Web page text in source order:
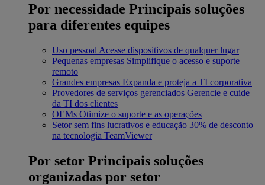
Por necessidade Principais soluções
para diferentes equipes
Uso pessoal Acesse dispositivos de qualquer lugar
Pequenas empresas Simplifique o acesso e suporte
remoto
Grandes empresas Expanda e proteja a TI corporativa
Provedores de serviços gerenciados Gerencie e cuide
da TI dos clientes
OEMs Otimize o suporte e as operações
Setor sem fins lucrativos e educação 30% de desconto
na tecnologia TeamViewer
Por setor Principais soluções
organizadas por setor